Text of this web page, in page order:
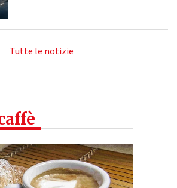
Tutte le notizie